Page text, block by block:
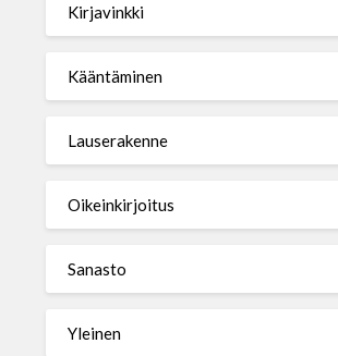
Kirjavinkki
Kääntäminen
Lauserakenne
Oikeinkirjoitus
Sanasto
Yleinen